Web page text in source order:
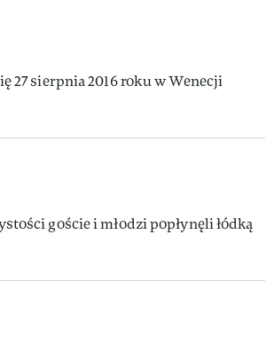
27 sierpnia 2016 roku w Wenecji
goście i młodzi popłynęli łódką